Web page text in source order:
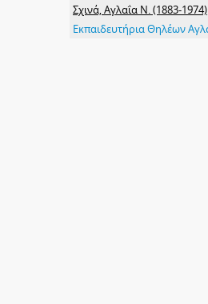
Σχινά, Αγλαΐα Ν. (1883-1974)